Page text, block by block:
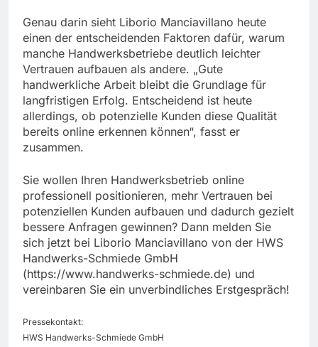
Genau darin sieht Liborio Manciavillano heute
einen der entscheidenden Faktoren dafür, warum
manche Handwerksbetriebe deutlich leichter
Vertrauen aufbauen als andere. „Gute
handwerkliche Arbeit bleibt die Grundlage für
langfristigen Erfolg. Entscheidend ist heute
allerdings, ob potenzielle Kunden diese Qualität
bereits online erkennen können“, fasst er
zusammen.
Sie wollen Ihren Handwerksbetrieb online
professionell positionieren, mehr Vertrauen bei
potenziellen Kunden aufbauen und dadurch gezielt
bessere Anfragen gewinnen? Dann melden Sie
sich jetzt bei Liborio Manciavillano von der HWS
Handwerks-Schmiede GmbH
(https://www.handwerks-schmiede.de) und
vereinbaren Sie ein unverbindliches Erstgespräch!
Pressekontakt:
HWS Handwerks-Schmiede GmbH